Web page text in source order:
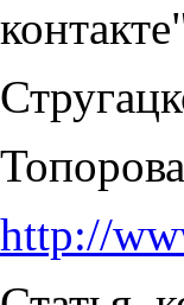
http://